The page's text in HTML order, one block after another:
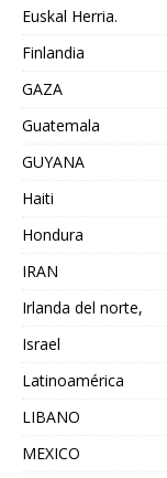
Euskal Herria.
Finlandia
GAZA
Guatemala
GUYANA
Haiti
Hondura
IRAN
Irlanda del norte,
Israel
Latinoamérica
LIBANO
MEXICO